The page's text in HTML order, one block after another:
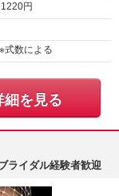
1220円
式数による
細を見る
ライダル経験者歓迎